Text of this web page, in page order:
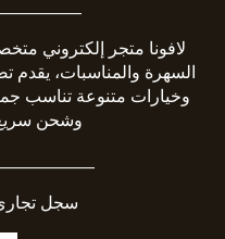
لافونا متجر إلكتروني
السهرة والمناسبات، يقدم
وخيارات متنوعة تناسب
وشحن
سجل تجاري